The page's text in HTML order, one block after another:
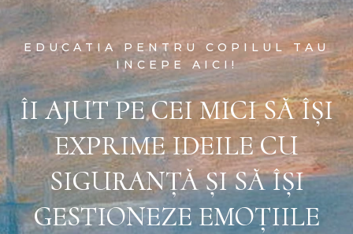
EDUCATIA PENTRU COPILUL TAU
INCEPE AICI!
ÎI AJUT PE CEI MICI SĂ ÎȘI
EXPRIME IDEILE CU
SIGURANȚĂ ȘI SĂ ÎȘI
GESTIONEZE EMOȚIILE